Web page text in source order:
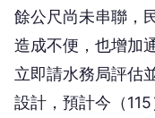
餘公尺尚未串聯，
造成不便，也增加
立即請水務局評估
設計，預計今（